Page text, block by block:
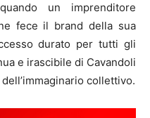
un imprenditore
fece il brand della sua
durato per tutti gli
e irascibile di Cavandoli
collettivo.